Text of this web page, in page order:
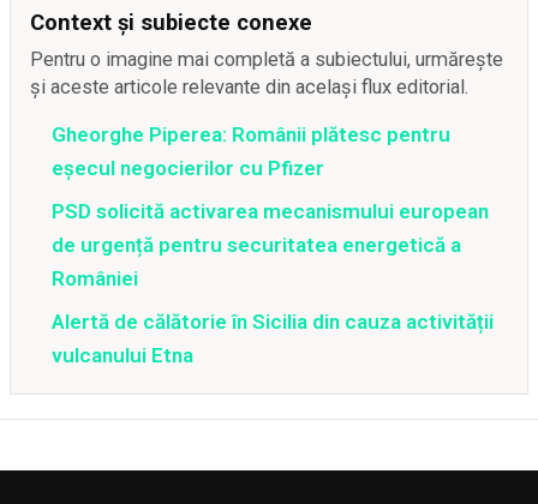
Context și subiecte conexe
Pentru o imagine mai completă a subiectului, urmărește
și aceste articole relevante din același flux editorial.
Gheorghe Piperea: Românii plătesc pentru
eșecul negocierilor cu Pfizer
PSD solicită activarea mecanismului european
de urgență pentru securitatea energetică a
României
Alertă de călătorie în Sicilia din cauza activității
vulcanului Etna